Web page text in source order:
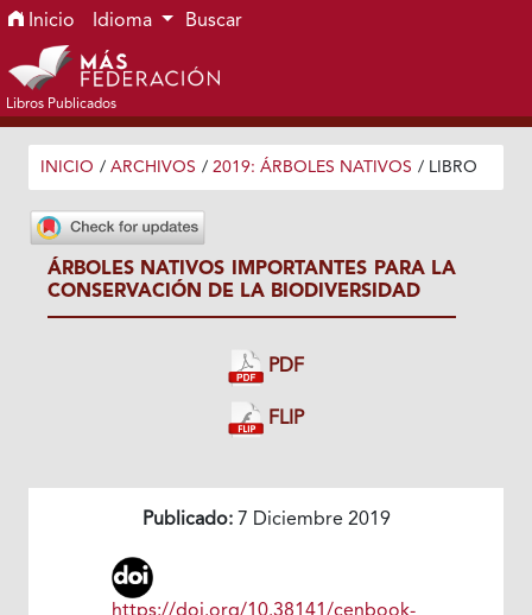
Ir al menú de navegación principal
Ir al contenido principal
Ir al pie de página del sitio
Inicio Idioma Buscar
Libros Publicados
INICIO / ARCHIVOS / 2019: ÁRBOLES NATIVOS / LIBRO
ÁRBOLES NATIVOS IMPORTANTES PARA LA
CONSERVACIÓN DE LA BIODIVERSIDAD
PDF
FLIP
Publicado:7 Diciembre 2019